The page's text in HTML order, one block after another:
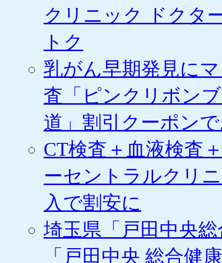
カ
ル
ス
の
引
チ
ケ
ッ
の
販
売
始
は
クリニック ドクタ
トク
乳がん早期発見に
査「ピンクリボン
道」割引クーポン
CT検査＋血液検査
ーセントラルクリ
入で割安に
埼玉県「戸田中央
「戸田中央 総合健